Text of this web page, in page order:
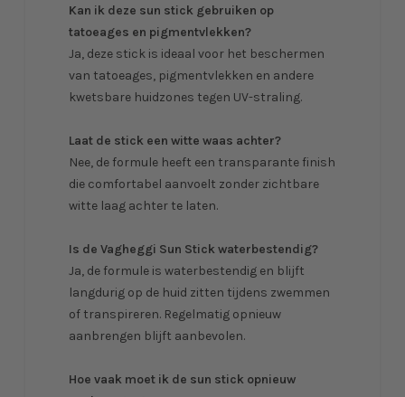
Kan ik deze sun stick gebruiken op
tatoeages en pigmentvlekken?
Ja, deze stick is ideaal voor het beschermen
van tatoeages, pigmentvlekken en andere
kwetsbare huidzones tegen UV-straling.
Laat de stick een witte waas achter?
Nee, de formule heeft een transparante finish
die comfortabel aanvoelt zonder zichtbare
witte laag achter te laten.
Is de Vagheggi Sun Stick waterbestendig?
Ja, de formule is waterbestendig en blijft
langdurig op de huid zitten tijdens zwemmen
of transpireren. Regelmatig opnieuw
aanbrengen blijft aanbevolen.
Hoe vaak moet ik de sun stick opnieuw